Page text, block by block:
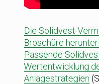
Die Solidvest-
Broschüre
Passende
Wertentwicklung
Anlagestrategien